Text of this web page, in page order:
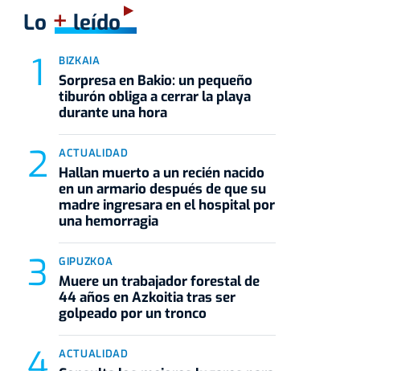
Lo +leído
BIZKAIA
Sorpresa en Bakio: un pequeño
tiburón obliga a cerrar la playa
durante una hora
ACTUALIDAD
Hallan muerto a un recién nacido
en un armario después de que su
madre ingresara en el hospital por
una hemorragia
GIPUZKOA
Muere un trabajador forestal de
44 años en Azkoitia tras ser
golpeado por un tronco
ACTUALIDAD